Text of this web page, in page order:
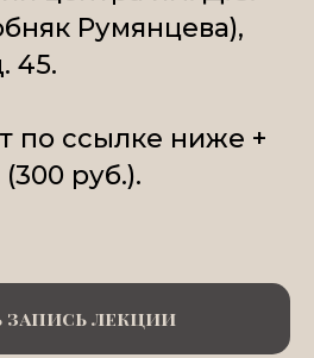
Румянцева),
45.
по ссылке ниже +
руб.).
запись лекции